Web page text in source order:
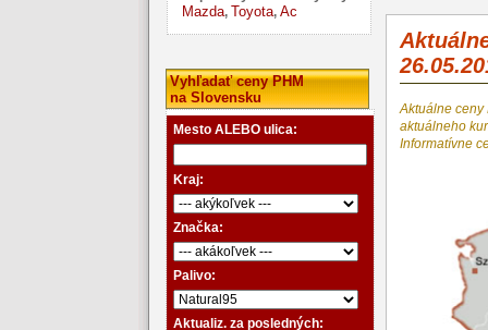
Mazda, Toyota, Ac
Vyhľadať ceny PHM
na Slovensku
Mesto ALEBO ulica:
Kraj:
Značka:
Palivo:
Aktualiz. za posledných:
Aktuálne ceny
aktuálneho
Informatívne